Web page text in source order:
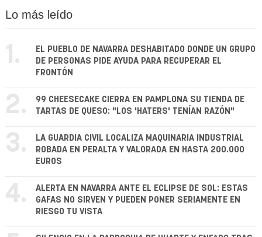
Lo más leído
1.
EL PUEBLO DE NAVARRA DESHABITADO DONDE UN GRUPO
DE PERSONAS PIDE AYUDA PARA RECUPERAR EL
FRONTÓN
2.
99 CHEESECAKE CIERRA EN PAMPLONA SU TIENDA DE
TARTAS DE QUESO: "LOS 'HATERS' TENÍAN RAZÓN"
3.
LA GUARDIA CIVIL LOCALIZA MAQUINARIA INDUSTRIAL
ROBADA EN PERALTA Y VALORADA EN HASTA 200.000
EUROS
4.
ALERTA EN NAVARRA ANTE EL ECLIPSE DE SOL: ESTAS
GAFAS NO SIRVEN Y PUEDEN PONER SERIAMENTE EN
RIESGO TU VISTA